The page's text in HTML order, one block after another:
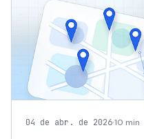
04 de abr. de 2026·10 min